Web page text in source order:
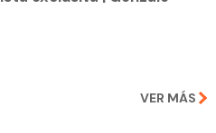
VER MÁS